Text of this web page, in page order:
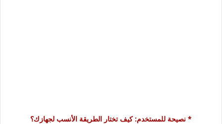
* نصيحة للمستخدم: كيف تختار الطريقة الأنسب لجهازك؟